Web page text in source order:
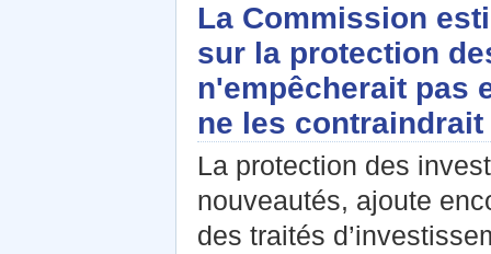
La Commission
sur la protection
n'empêcherait pas
ne les
La protection des
nouveautés, ajoute
des traités